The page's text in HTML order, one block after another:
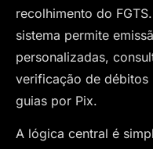
recolhimento do
sistema permite
personalizadas,
verificação de débitos
guias por Pix.
A lógica central é